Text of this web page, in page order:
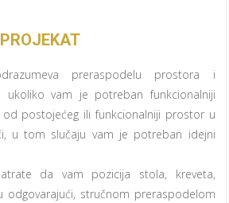
preraspodelu prostora i
ukoliko vam je potreban funkcionalniji
postojećeg ili funkcionalniji prostor u
u tom slučaju vam je potreban idejni
da vam pozicija stola, kreveta,
odgovarajući, stručnom preraspodelom